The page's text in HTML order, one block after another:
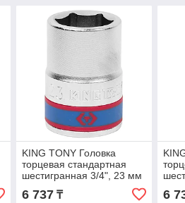
KING TONY Головка
торцевая стандартная
шестигранная 3/4", 23 мм
6 737₸ 6